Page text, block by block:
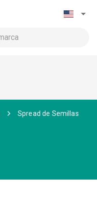
Spread de Semillas